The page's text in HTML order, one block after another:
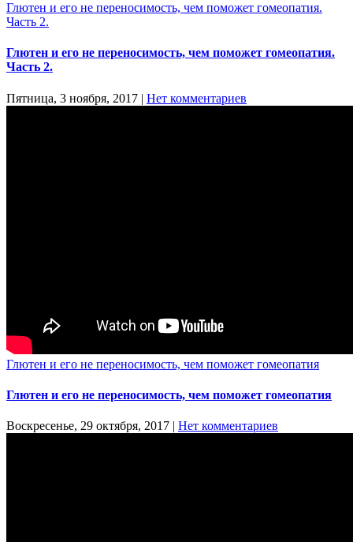
Глютен и его не переносимость, чем поможет гомеопатия.
Часть 2.
Глютен и его не переносимость, чем поможет гомеопатия.
Часть 2.
Пятница, 3 ноября, 2017 | Нет комментариев
Глютен и его не переносимость, чем поможет гомеопатия
Глютен и его не переносимость, чем поможет гомеопатия
Воскресенье, 29 октября, 2017 | Нет комментариев